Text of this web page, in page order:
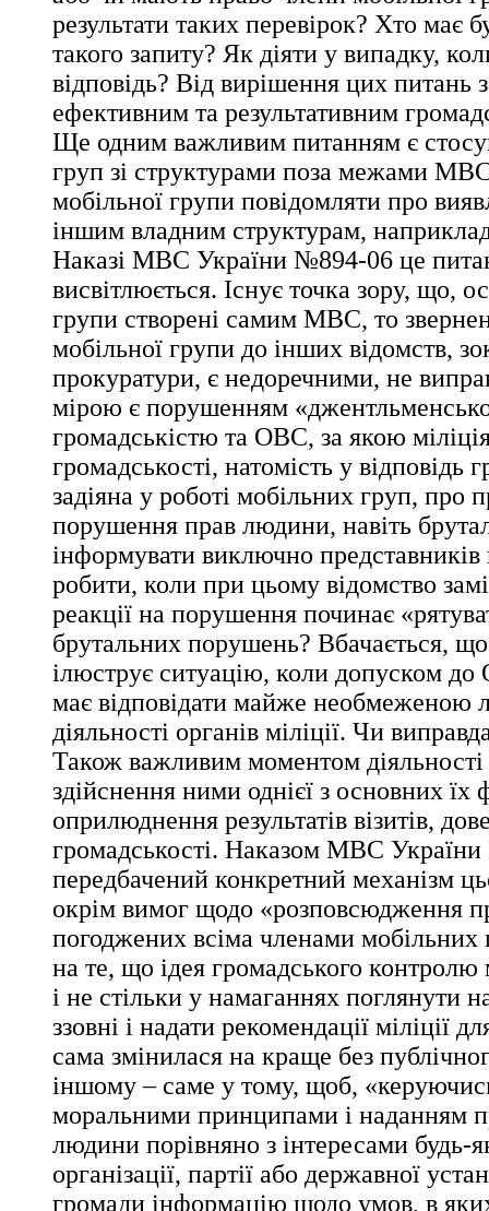
результати таких перевірок? Хто має
такого запиту? Як діяти у випадку,
відповідь? Від вирішення цих питань
ефективним та результативним
Ще одним важливим питанням є
груп зі структурами поза межами
мобільної групи повідомляти про
іншим владним структурам,
Наказі МВС України №894-06 це
висвітлюється. Існує точка зору, що,
групи створені самим МВС, то
мобільної групи до інших відомств,
прокуратури, є недоречними, не
мірою є порушенням
громадськістю та ОВС, за якою
громадськості, натомість у відповідь
задіяна у роботі мобільних груп, про
порушення прав людини, навіть
інформувати виключно представників
робити, коли при цьому відомство
реакції на порушення починає
брутальних порушень? Вбачається, що
ілюструє ситуацію, коли допуском до
має відповідати майже необмеженою
діяльності органів міліції. Чи
Також важливим моментом діяльності
здійснення ними однієї з основних їх
оприлюднення результатів візитів,
громадськості. Наказом МВС
передбачений конкретний механізм
окрім вимог щодо «розповсюдження
погоджених всіма членами
на те, що ідея громадського контролю
і не стільки у намаганнях поглянути
ззовні і надати рекомендації міліції
сама змінилася на краще без
іншому – саме у тому, щоб,
моральними принципами і наданням
людини порівняно з інтересами будь-
організації, партії або державної
громади інформацію щодо умов, в